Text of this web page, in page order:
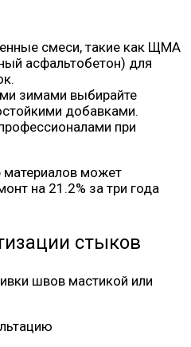
смеси, такие как ЩМА
асфальтобетон) для
зимами выбирайте
добавками.
при
может
на 21.2% за три года
стыков
швов мастикой или